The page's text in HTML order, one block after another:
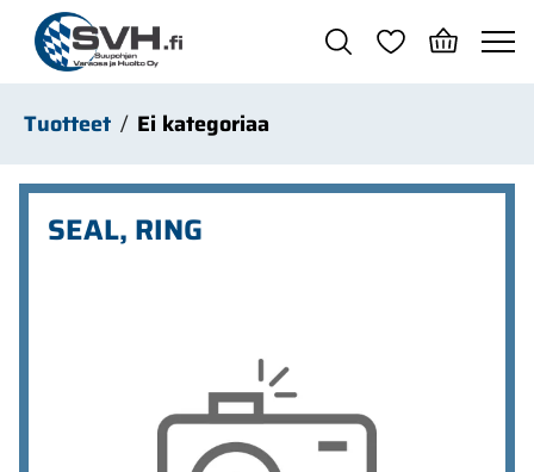
Siirry pääsisältöön
Tuotteet Ei kategoriaa
SEAL, RING